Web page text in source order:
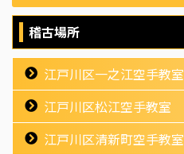
稽古場所
江戸川区一之江空手教室
江戸川区松江空手教室
江戸川区清新町空手教室